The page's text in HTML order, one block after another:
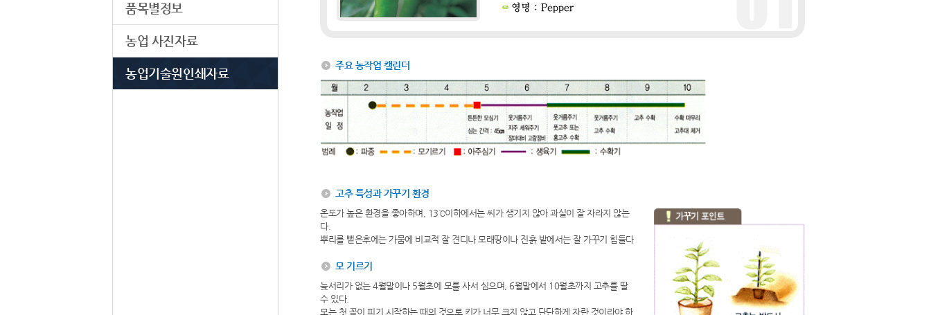
주요 농작업 캘린더
고추 특성과 가꾸기 환경
온도가 높은 환경을 좋아하며, 13℃이하에서는 씨가 생기지 않아 과실이 잘 자라지 않는
다.
뿌리를 뻩은후에는 가뭄에 비교적 잘 견디나 모래땅이나 진흙 밭에서는 잘 가꾸기 힘들다
모 기르기
늦서리가 없는 4월말이나 5월초에 모를 사서 심으며, 6월말에서 10월초까지 고추를 딸
수 있다.
모는 첫 꽅이 피기 시작하는 때의 것으로 키가 너무 크지 않고 단단하게 자란 것이라야 하
품목별정보
농업 사진자료
농업기술원인쇄자료